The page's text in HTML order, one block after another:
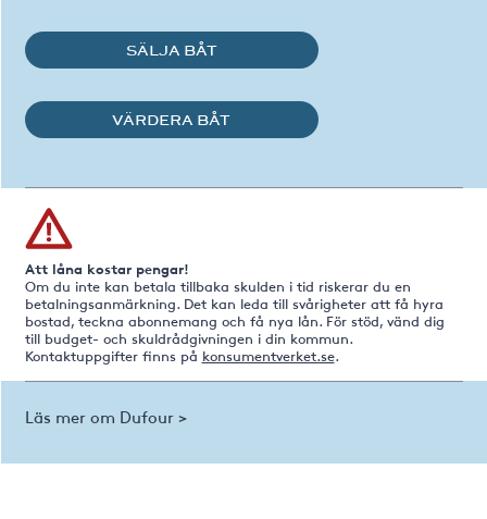
SÄLJA BÅT
VÄRDERA BÅT
Att låna kostar pengar!
Om du inte kan betala tillbaka skulden i tid riskerar du en
betalningsanmärkning. Det kan leda till svårigheter att få hyra
bostad, teckna abonnemang och få nya lån. För stöd, vänd dig
till budget- och skuldrådgivningen i din kommun.
Kontaktuppgifter finns på konsumentverket.se.
Läs mer om Dufour >